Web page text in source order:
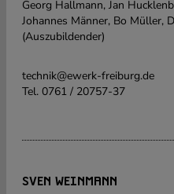
Georg Hallmann, Jan
Johannes Männer, Bo Müller,
(Auszubildender)
technik@ewerk-freiburg.de
Tel. 0761 / 20757-37
SVEN WEINMANN